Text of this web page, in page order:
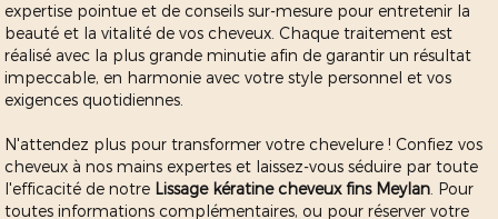
expertise pointue et de conseils sur-mesure pour entretenir la
beauté et la vitalité de vos cheveux. Chaque traitement est
réalisé avec la plus grande minutie afin de garantir un résultat
impeccable, en harmonie avec votre style personnel et vos
exigences quotidiennes.
N'attendez plus pour transformer votre chevelure ! Confiez vos
cheveux à nos mains expertes et laissez-vous séduire par toute
l'efficacité de notre Lissage kératine cheveux fins Meylan . Pour
toutes informations complémentaires, ou pour réserver votre